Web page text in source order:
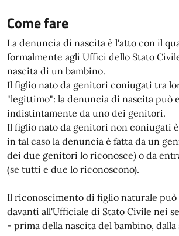
Come fare
La denuncia di nascita è l'atto con il
formalmente agli Uffici dello Stato
nascita di un bambino.
Il figlio nato da genitori coniugati tra
"legittimo": la denuncia di nascita può
indistintamente da uno dei genitori.
Il figlio nato da genitori non coniugati
in tal caso la denuncia è fatta da un
dei due genitori lo riconosce) o da
(se tutti e due lo riconoscono).
Il riconoscimento di figlio naturale può
davanti all'Ufficiale di Stato Civile nei
- prima della nascita del bambino, dalla